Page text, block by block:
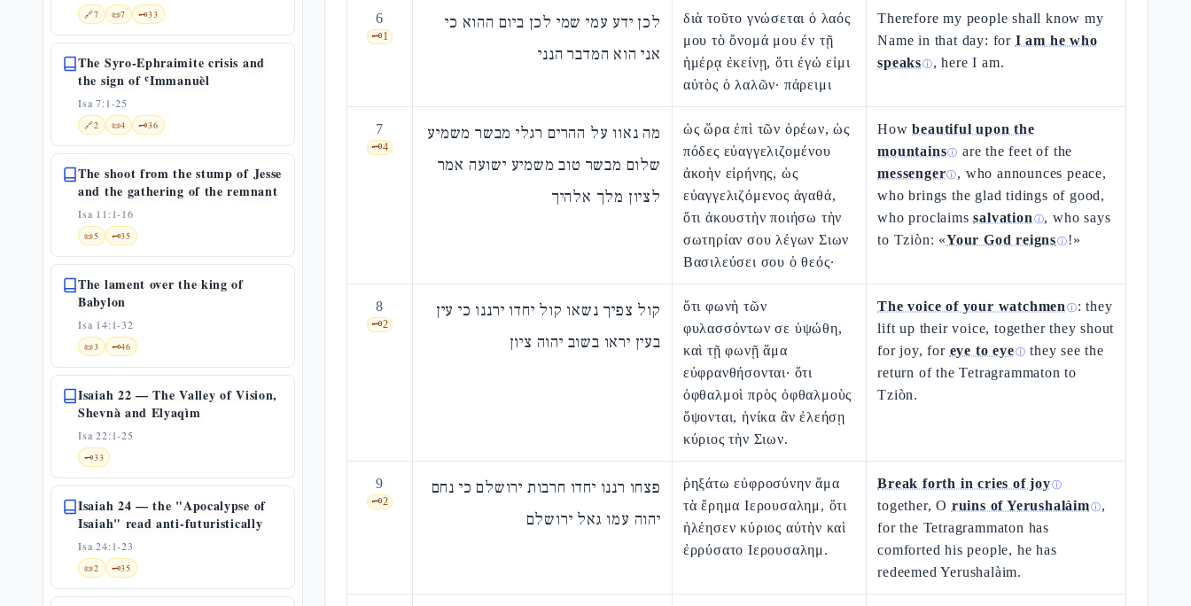
🔗7 📜7 🗝️33
The Syro-Ephraimite crisis and
the sign of ʿImmanuèl
Isa 7:1-25
🔗2 📜4 🗝️36
The shoot from the stump of Jesse
and the gathering of the remnant
Isa 11:1-16
📜5 🗝️35
The lament over the king of
Babylon
Isa 14:1-32
📜3 🗝️46
Isaiah 22 — The Valley of Vision,
Shevnà and Elyaqìm
Isa 22:1-25
🗝️33
Isaiah 24 — the "Apocalypse of
Isaiah" read anti-futuristically
Isa 24:1-23
📜2 🗝️35
6
🗝️1
לכן ידע עמי שמי לכן ביום ההוא כי
אני הוא המדבר הנני
διὰ τοῦτο γνώσεται ὁ λαός
μου τὸ ὄνομά μου ἐν τῇ
ἡμέρᾳ ἐκείνῃ, ὅτι ἐγώ εἰμι
αὐτὸς ὁ λαλῶν· πάρειμι
Therefore my people shall know my
Name in that day: for I am he who
speaksⓘ, here I am.
7
🗝️4
מה נאוו על ההרים רגלי מבשר משמיע
שלום מבשר טוב משמיע ישועה אמר
לציון מלך אלהיך
ὡς ὥρα ἐπὶ τῶν ὀρέων, ὡς
πόδες εὐαγγελιζομένου
ἀκοὴν εἰρήνης, ὡς
εὐαγγελιζόμενος ἀγαθά,
ὅτι ἀκουστὴν ποιήσω τὴν
σωτηρίαν σου λέγων Σιων
Βασιλεύσει σου ὁ θεός·
Howbeautiful upon the
mountainsⓘ are the feet of the
messengerⓘ, who announces peace,
who brings the glad tidings of good,
who proclaimssalvation ⓘ, who says
to Tziòn: «Your God reignsⓘ!»
8
🗝️2
קול צפיך נשאו קול יחדו ירננו כי עין
בעין יראו בשוב יהוה ציון
ὅτι φωνὴ τῶν
φυλασσόντων σε ὑψώθη,
καὶ τῇ φωνῇ ἅμα
εὐφρανθήσονται· ὅτι
ὀφθαλμοὶ πρὸς ὀφθαλμοὺς
ὄψονται, ἡνίκα ἂν ἐλεήσῃ
κύριος τὴν Σιων.
The voice of your watchmen ⓘ: they
lift up their voice, together they shout
for joy, for eye to eyeⓘ they see the
return of the Tetragrammaton to
Tziòn.
9
🗝️2
פצחו רננו יחדו חרבות ירושלם כי נחם
יהוה עמו גאל ירושלם
ῥηξάτω εὐφροσύνην ἅμα
τὰ ἔρημα Ιερουσαλημ, ὅτι
ἠλέησεν κύριος αὐτὴν καὶ
ἐρρύσατο Ιερουσαλημ.
Break forth in cries of joyⓘ
together, O ruins of Yerushalàimⓘ,
for the Tetragrammaton has
comforted his people, he has
redeemed Yerushalàim.